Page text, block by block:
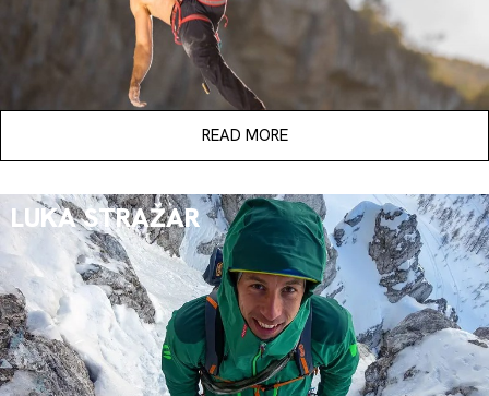
READ MORE
LUKA STRAŽAR